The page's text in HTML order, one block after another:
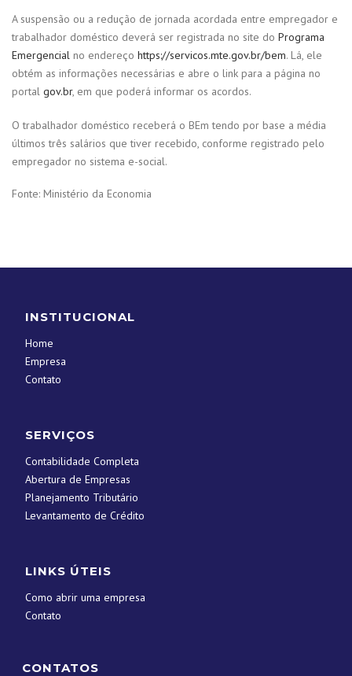
A suspensão ou a redução de jornada acordada entre empregador e
trabalhador doméstico deverá ser registrada no site do Programa
Emergencial no endereço https://servicos.mte.gov.br/bem. Lá, ele
obtém as informações necessárias e abre o link para a página no
portal gov.br, em que poderá informar os acordos.
O trabalhador doméstico receberá o BEm tendo por base a média
últimos três salários que tiver recebido, conforme registrado pelo
empregador no sistema e-social.
Fonte: Ministério da Economia
INSTITUCIONAL
Home
Empresa
Contato
SERVIÇOS
Contabilidade Completa
Abertura de Empresas
Planejamento Tributário
Levantamento de Crédito
LINKS ÚTEIS
Como abrir uma empresa
Contato
CONTATOS